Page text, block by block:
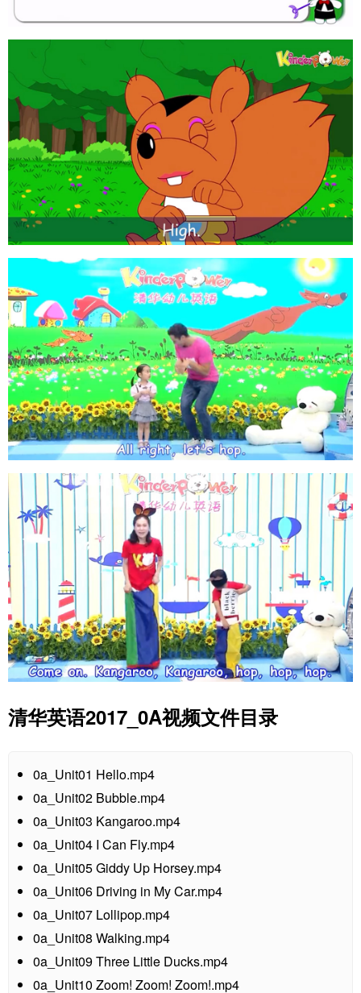
清华英语2017_0A视频文件目录
0a_Unit01 Hello.mp4
0a_Unit02 Bubble.mp4
0a_Unit03 Kangaroo.mp4
0a_Unit04 I Can Fly.mp4
0a_Unit05 Giddy Up Horsey.mp4
0a_Unit06 Driving in My Car.mp4
0a_Unit07 Lollipop.mp4
0a_Unit08 Walking.mp4
0a_Unit09 Three Little Ducks.mp4
0a_Unit10 Zoom! Zoom! Zoom!.mp4